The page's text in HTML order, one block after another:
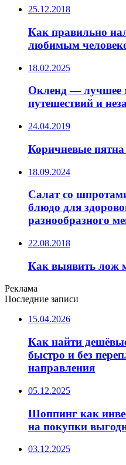
25.12.2018
Как правильно
любимым
18.02.2025
Окленд — лучшее
путешествий и
24.04.2019
Коричневые
18.09.2024
Салат со
блюдо для
разнообразного
22.08.2018
Как выявить лож
Реклама
Последние записи
15.04.2026
Как найти
быстро и без
направления
05.12.2025
Шоппинг как
на покупки
03.12.2025